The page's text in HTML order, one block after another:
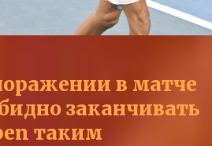
в матче
заканчивать
таким